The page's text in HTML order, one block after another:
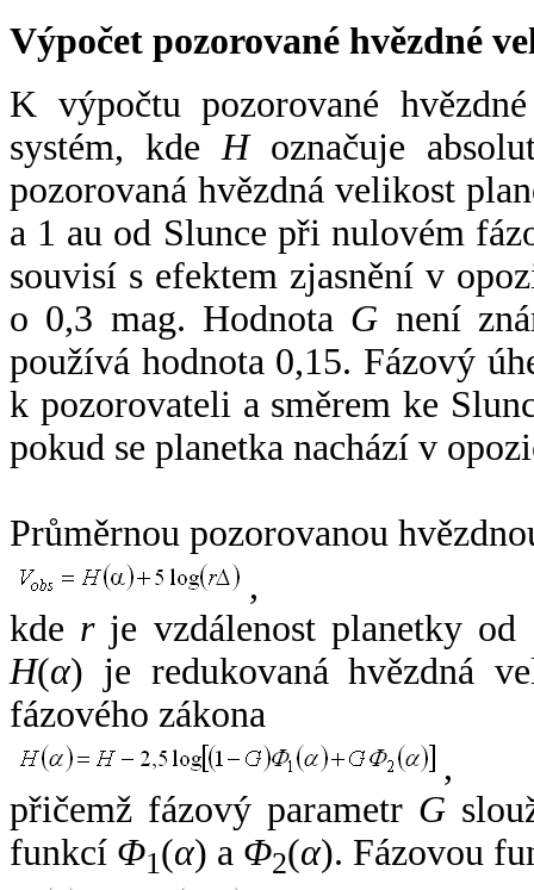
Výpočet pozorované hvězdné
K výpočtu pozorované
systém, kde Hoznačuje
pozorovaná hvězdná velikost
a 1 au od Slunce při nulovém
souvisí s efektem zjasnění v
o 0,3 mag. Hodnota G není
používá hodnota 0,15. Fázový
k pozorovateli a směrem ke
pokud se planetka nachází v
Průměrnou pozorovanou
,
kde rje vzdálenost planetky od
H(α) je redukovaná hvězdná
fázového zákona
,
přičemž fázový parametr G
funkcí Φ1(α) a Φ2(α). Fázovou